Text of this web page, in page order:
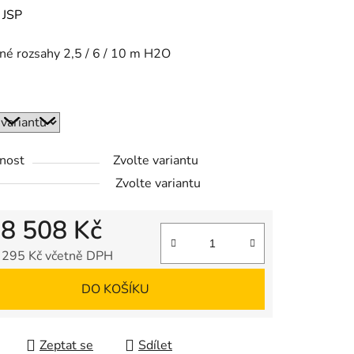
JSP
rozsahy 2,5 / 6 / 10 m H2O
Zvolte variantu
Zvolte variantu
8 508 Kč
Kčvčetně DPH
DO KOŠÍKU
Zeptat se Sdílet